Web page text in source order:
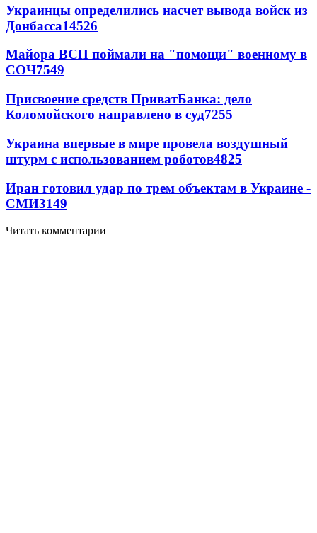
Украинцы определились насчет вывода войск из
Донбасса14526
Майора ВСП поймали на "помощи" военному в
СОЧ7549
Присвоение средств ПриватБанка: дело
Коломойского направлено в суд7255
Украина впервые в мире провела воздушный
штурм с использованием роботов4825
Иран готовил удар по трем объектам в Украине -
СМИ3149
Читать комментарии